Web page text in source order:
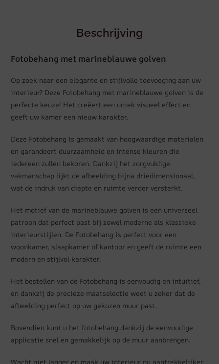
Beschrijving
Fotobehang met marineblauwe golven
Op zoek naar een elegante en stijlvolle toevoeging aan uw
interieur? Deze Fotobehang met marineblauwe golven is de
perfecte keuze! Het creëert een uniek visueel effect en
geeft uw kamer een nieuw karakter.
Deze Fotobehang is gemaakt van hoogwaardige materialen
en garandeert duurzaamheid en intense kleuren die
iedereen zullen bekoren. Dankzij het zorgvuldige
vakmanschap lijkt de afbeelding bijna driedimensionaal,
wat de indruk van diepte en ruimte verder versterkt.
Het motief van de marineblauwe golven is een universeel
patroon dat perfect past bij zowel moderne als klassieke
interieurstijlen. De Fotobehang is perfect voor een
woonkamer, slaapkamer of kantoor en geeft de ruimte een
modern en stijlvol karakter.
Het bestellen van de Fotobehang is eenvoudig en intuïtief,
en dankzij de precieze maatselectie weet u zeker dat de
afbeelding perfect op uw gekozen muur past.
Bovendien kunt u het fotobehang dankzij de eenvoudige
applicatie snel en gemakkelijk op de muur aanbrengen.
Wacht niet langer en maak uw interieur nu aantrekkelijker